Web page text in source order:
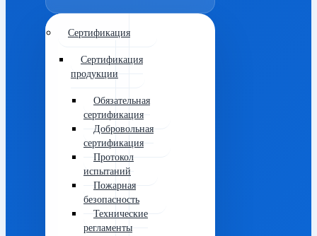
Сертификация
Сертификация
продукции
Обязательная
сертификация
Добровольная
сертификация
Протокол
испытаний
Пожарная
безопасность
Технические
регламенты